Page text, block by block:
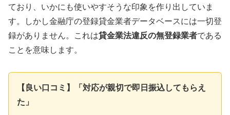
ており、いかにも使いやすそうな印象を作り出していま
す。しかし金融庁の登録貸金業者データベースには一切登
録がありません。これは貸金業法違反の無登録業者である
ことを意味します。
【良い口コミ】「対応が親切で即日振込してもらえ
た」